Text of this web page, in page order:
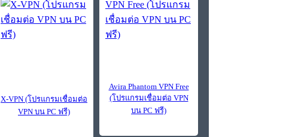
X-VPN (โปรแกรมเชื่อมต่อ
VPN บน PC ฟรี)
Avira Phantom VPN Free
(โปรแกรมเชื่อมต่อ VPN
บน PC ฟรี)